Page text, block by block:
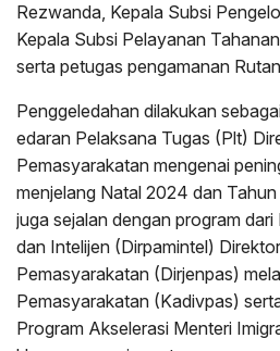
Rezwanda, Kepala Subsi
Kepala Subsi Pelayanan
serta petugas pengamanan
Penggeledahan dilakukan
edaran Pelaksana Tugas (Plt)
Pemasyarakatan mengenai
menjelang Natal 2024 dan
juga sejalan dengan program
dan Intelijen (Dirpamintel)
Pemasyarakatan (Dirjenpas)
Pemasyarakatan (Kadivpas)
Program Akselerasi Menteri